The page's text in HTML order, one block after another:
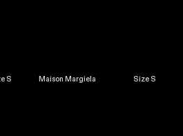
S Maison Margiela Size S